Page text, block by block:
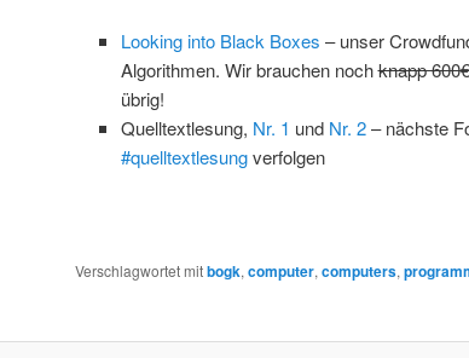
Looking into Black Boxes – unser
Algorithmen. Wir brauchen nochknapp
übrig!
Quelltextlesung, Nr. 1 und Nr. 2– nächste
#quelltextlesungverfolgen
Verschlagwortet mitbogk, computer, computers,